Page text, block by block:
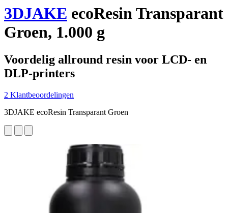
3DJAKE ecoResin Transparant
Groen, 1.000 g
Voordelig allround resin voor LCD- en
DLP-printers
2 Klantbeoordelingen
3DJAKE ecoResin Transparant Groen